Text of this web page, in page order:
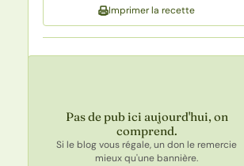
Imprimer la recette
Pas de pub ici aujourd'hui, on
comprend.
Si le blog vous régale, un don le remercie
mieux qu'une bannière.